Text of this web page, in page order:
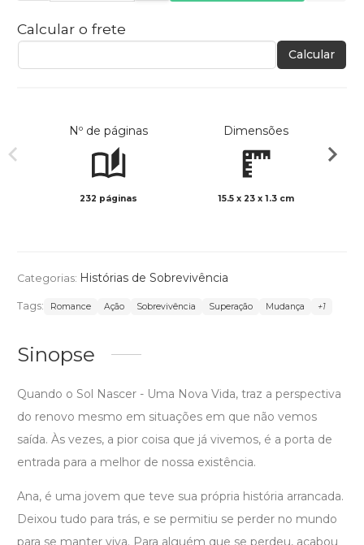
Calcular o frete
Calcular
Nº de páginas
232 páginas
Dimensões
15.5 x 23 x 1.3 cm
Categorias: Histórias de Sobrevivência
Tags: Romance Ação Sobrevivência Superação Mudança +1
Sinopse
Quando o Sol Nascer - Uma Nova Vida, traz a perspectiva
do renovo mesmo em situações em que não vemos
saída. Às vezes, a pior coisa que já vivemos, é a porta de
entrada para a melhor de nossa existência.
Ana, é uma jovem que teve sua própria história arrancada.
Deixou tudo para trás, e se permitiu se perder no mundo
para se manter viva. Para alguém que se perdeu, acabou